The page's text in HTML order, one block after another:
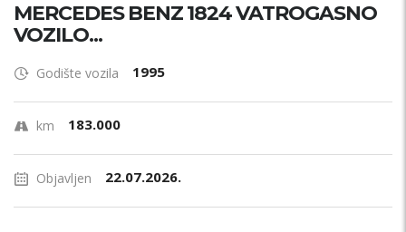
MERCEDES BENZ 1824 VATROGASNO
VOZILO...
Godište vozila 1995
km 183.000
Objavljen 22.07.2026.